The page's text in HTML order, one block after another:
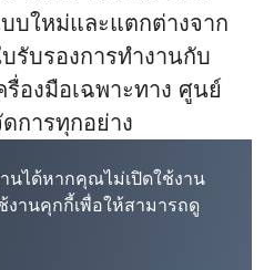
บใหม่และแตกต่างจาก
รับรองการทำงานกับ
องมือเฉพาะทาง ศูนย์
การทุกอย่าง
นได้หากคุณไม่เปิดใช้งาน
งานคุกกี้เพื่อให้สามารถดู